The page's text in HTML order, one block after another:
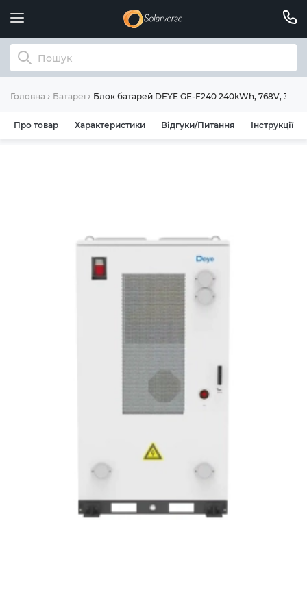
Головна Батареї Блок батарей DEYE GE-F240 240kWh, 768V,
Про товар Характеристики Відгуки/Питання Інструкції